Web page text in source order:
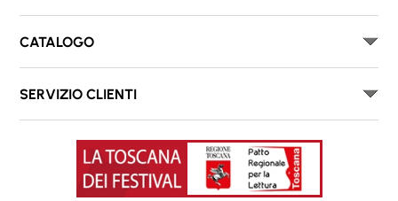
CATALOGO
SERVIZIO CLIENTI